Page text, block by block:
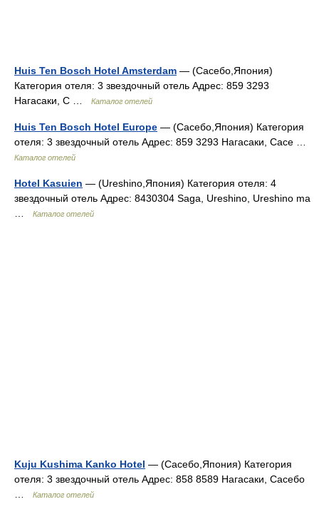
Huis Ten Bosch Hotel Amsterdam — (Сасебо,Япония)
Категория отеля: 3 звездочный отель Адрес: 859 3293
Нагасаки, С …
Каталог отелей
Huis Ten Bosch Hotel Europe — (Сасебо,Япония) Категория
отеля: 3 звездочный отель Адрес: 859 3293 Нагасаки, Сасе …
Каталог отелей
Hotel Kasuien — (Ureshino,Япония) Категория отеля: 4
звездочный отель Адрес: 8430304 Saga, Ureshino, Ureshino ma
Каталог отелей
Kuju Kushima Kanko Hotel — (Сасебо,Япония) Категория
отеля: 3 звездочный отель Адрес: 858 8589 Нагасаки, Сасебо
Каталог отелей